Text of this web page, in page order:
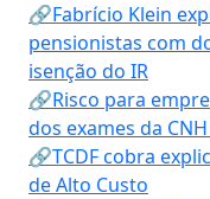
🔗Fabrício Klein
pensionistas com
isenção do IR
🔗Risco para
dos exames da
🔗TCDF cobra
de Alto Custo